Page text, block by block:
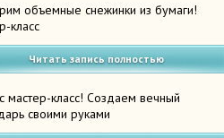
объемные снежинки из бумаги!
класс
Читать запись полностью
мастер-класс! Создаем вечный
своими руками